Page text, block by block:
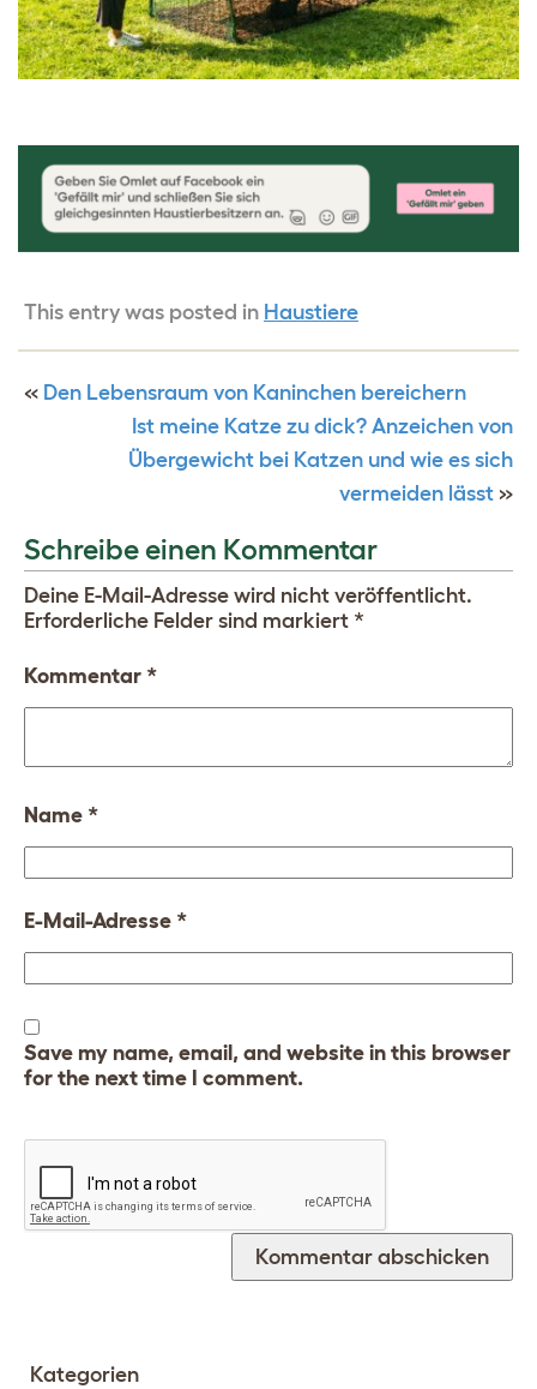
This entry was posted in Haustiere
« Den Lebensraum von Kaninchen bereichern
Ist meine Katze zu dick? Anzeichen von
Übergewicht bei Katzen und wie es sich
vermeiden lässt »
Schreibe einen Kommentar
Deine E-Mail-Adresse wird nicht veröffentlicht.
Erforderliche Felder sind markiert *
Kommentar *
Name *
E-Mail-Adresse *
Save my name, email, and website in this browser
for the next time I comment.
Kategorien